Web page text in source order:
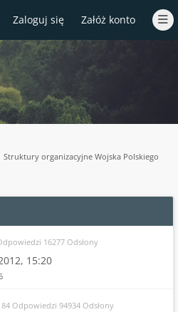
Zaloguj się Załóż konto
Struktury organizacyjne Wojska Polskiego
16277 Odsłony
15:20
84 Odpowiedzi 94934 Odsłony